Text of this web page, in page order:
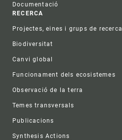
Documentació
RECERCA
Projectes, eines i grups de recerca
Biodiversitat
Canvi global
Funcionament dels ecosistemes
Observació de la terra
Temes transversals
Publicacions
Synthesis Actions